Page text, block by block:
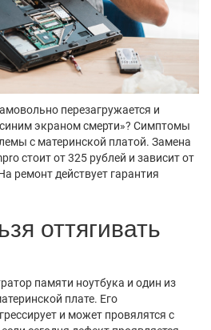
перезагружается и
экраном смерти»? Симптомы
с материнской платой. Замена
стоит от 325 рублей и зависит от
ремонт действует гарантия
оттягивать
памяти ноутбука и один из
плате. Его
и может провялятся с